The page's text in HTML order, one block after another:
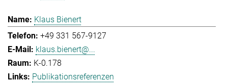
Klaus Bienert
+49 331 567-9127
klaus.bienert@...
K-0.178
Publikationsreferenzen